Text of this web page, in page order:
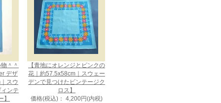
＾＾
デザ
スウ
ンテ
【青地にオレンジとピンクの
花｜約57.5x58cm｜スウェー
デンで見つけたビンテージク
ロス】
価格(税込)： 4,200円(内税)